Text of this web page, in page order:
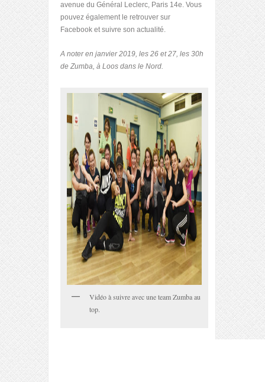
avenue du Général Leclerc, Paris 14e . Vous
pouvez également le retrouver sur
Facebook et suivre son actualité.
A noter en janvier 2019, les 26 et 27, les 30h
de Zumba, à Loos dans le Nord.
Vidéo à suivre avec une team Zumba au
top.